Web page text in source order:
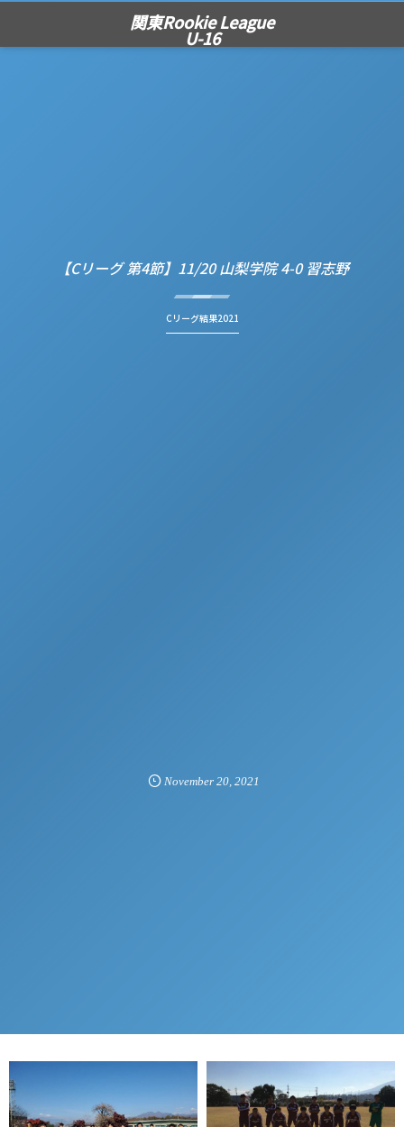
関東Rookie League
U-16
【Cリーグ 第4節】11/20 山梨学院 4-0 習志野
Cリーグ結果2021
November 20, 2021